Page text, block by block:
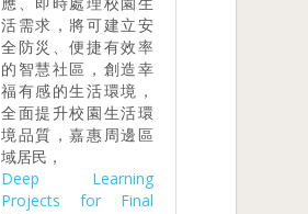
活需求，將可建立安
全防災、便捷有效率
的智慧社區，創造幸
福有感的生活環境，
全面提升校園生活環
境品質，嘉惠周邊區
域居民，
Deep Learning
Projects for Final